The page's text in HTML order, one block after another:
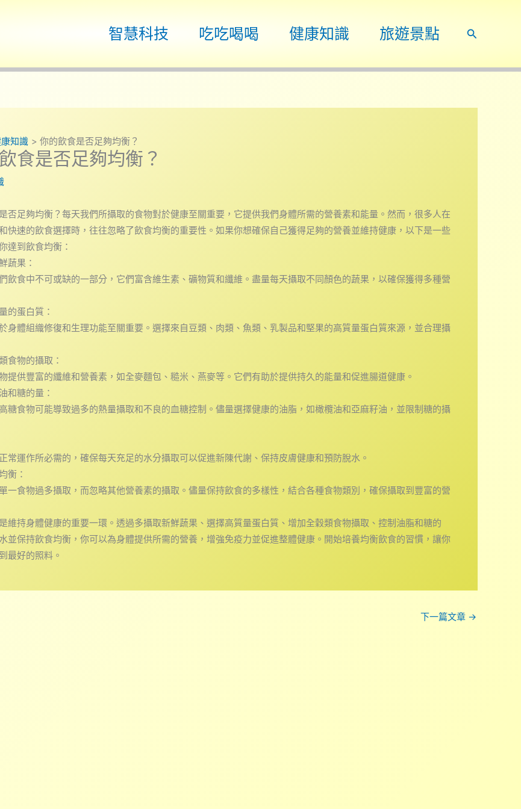
智慧科技 吃吃喝喝 健康知識 旅遊景點
搜
知識 你的飲食是否足夠均衡？
食是否足夠均衡？
否足夠均衡？每天我們所攝取的食物對於健康至關重要，它提供我們身體所需的營養素和能量。然而，很多人在
快速的飲食選擇時，往往忽略了飲食均衡的重要性。如果你想確保自己獲得足夠的營養並維持健康，以下是一些
達到飲食均衡：
蔬果：
飲食中不可或缺的一部分，它們富含維生素、礦物質和纖維。盡量每天攝取不同顏色的蔬果，以確保獲得多種營
的蛋白質：
身體組織修復和生理功能至關重要。選擇來自豆類、肉類、魚類、乳製品和堅果的高質量蛋白質來源，並合理攝
食物的攝取：
提供豐富的纖維和營養素，如全麥麵包、糙米、燕麥等。它們有助於提供持久的能量和促進腸道健康。
和糖的量：
糖食物可能導致過多的熱量攝取和不良的血糖控制。儘量選擇健康的油脂，如橄欖油和亞麻籽油，並限制糖的攝
常運作所必需的，確保每天充足的水分攝取可以促進新陳代謝、保持皮膚健康和預防脫水。
衡：
一食物過多攝取，而忽略其他營養素的攝取。儘量保持飲食的多樣性，結合各種食物類別，確保攝取到豐富的營
維持身體健康的重要一環。透過多攝取新鮮蔬果、選擇高質量蛋白質、增加全穀類食物攝取、控制油脂和糖的
並保持飲食均衡，你可以為身體提供所需的營養，增強免疫力並促進整體健康。開始培養均衡飲食的習慣，讓你
最好的照料。
下一篇文章 →